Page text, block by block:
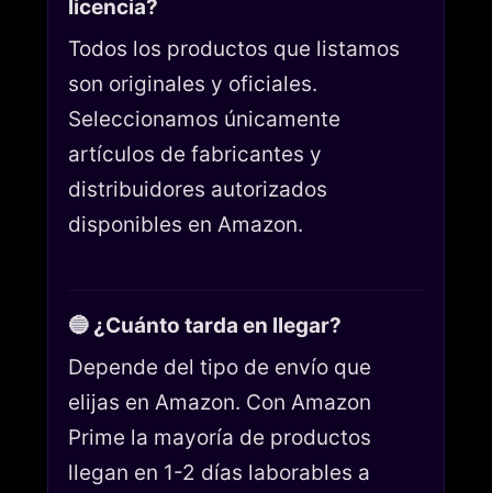
licencia?
Todos los productos que listamos
son originales y oficiales.
Seleccionamos únicamente
artículos de fabricantes y
distribuidores autorizados
disponibles en Amazon.
🔵 ¿Cuánto tarda en llegar?
Depende del tipo de envío que
elijas en Amazon. Con Amazon
Prime la mayoría de productos
llegan en 1-2 días laborables a